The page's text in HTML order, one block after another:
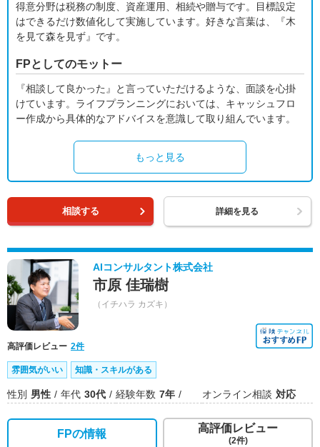
得意分野は税務の制度、資産運用、相続や贈与です。目標設定
はできるだけ数値化して実施しています。好きな言葉は、『木
を見て森を見ず』です。
FPとしてのモットー
『相談して良かった』と言っていただけるような、面談を心掛
けています。ライフプランニングにおいては、キャッシュフロ
ー作成から具体的なアドバイスを意識して取り組んでいます。
もっと見る
相談する 詳細を見る
AIコンサルタント株式会社
市原 佳瑞樹
（イチハラ カズキ）
高評価レビュー 2件
雰囲気がいい 知識・スキルがある
性別 男性 年代 30代 経験年数 7年 オンライン相談 対応
FPの情報 高評価レビュー
(2件)